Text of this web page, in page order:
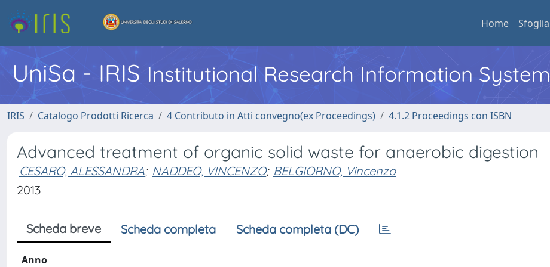
Home Sfoglia
UniSa - IRIS Institutional Research Information System
IRIS Catalogo Prodotti Ricerca 4 Contributo in Atti convegno(ex Proceedings) 4.1.2 Proceedings con ISBN
Advanced treatment of organic solid waste for anaerobic digestion
CESARO, ALESSANDRA; NADDEO, VINCENZO; BELGIORNO, Vincenzo
2013
Scheda breve Scheda completa Scheda completa (DC)
Anno